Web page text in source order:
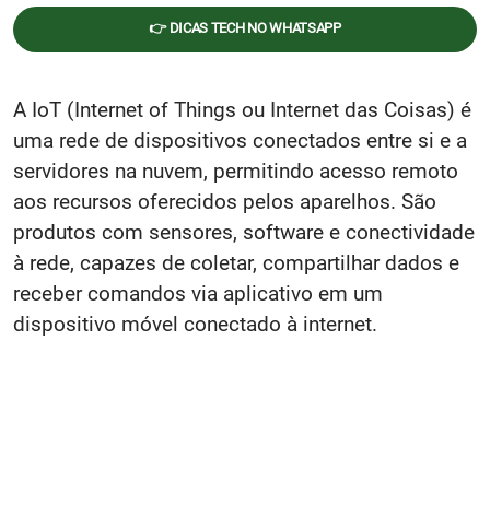
👉 DICAS TECH NO WHATSAPP
A IoT (Internet of Things ou Internet das Coisas) é
uma rede de dispositivos conectados entre si e a
servidores na nuvem, permitindo acesso remoto
aos recursos oferecidos pelos aparelhos. São
produtos com sensores, software e conectividade
à rede, capazes de coletar, compartilhar dados e
receber comandos via aplicativo em um
dispositivo móvel conectado à internet.